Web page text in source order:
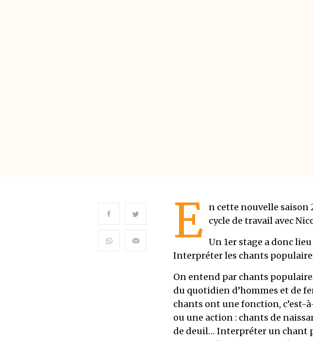
E n cette nouvelle saison
cycle de travail avec
Un 1er stage a donc
Interpréter les chants
On entend par chants
du quotidien d’hommes et de
chants ont une fonction, c’est-
ou une action : chants de
de deuil… Interpréter un chant